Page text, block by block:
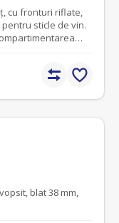
cu fronturi riflate,
sticle de vin.
de spațiu și
blat 38 mm,